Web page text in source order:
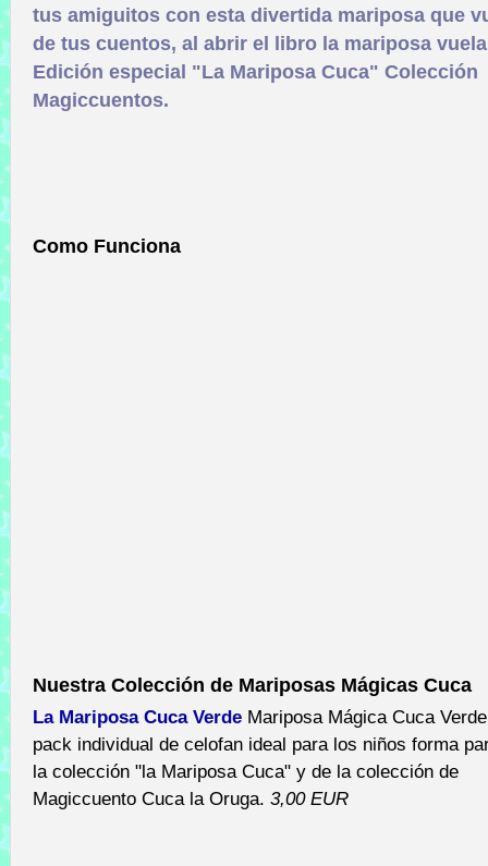
tus amiguitos con esta divertida mariposa que
de tus cuentos, al abrir el libro la mariposa
Edición especial "La Mariposa Cuca" Colección
Magiccuentos.
Como Funciona
Nuestra Colección de Mariposas Mágicas Cuca
La Mariposa Cuca Verde Mariposa Mágica Cuca
pack individual de celofan ideal para los niños forma
la colección "la Mariposa Cuca" y de la colección de
Magiccuento Cuca la Oruga. 3,00 EUR